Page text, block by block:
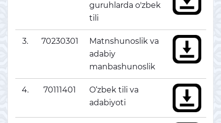
guruhlarda o'zbek
tili
3. 70230301
Matnshunoslik va
adabiy
manbashunoslik
4. 70111401
O‘zbek tili va
adabiyoti